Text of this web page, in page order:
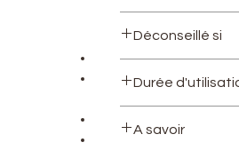
faire pénétrer le
palmarosa et
Hommes
Si vous êtes
enfant a - 14 ans
version sans
Déconseillé si
sans huiles
Durée
A savoir